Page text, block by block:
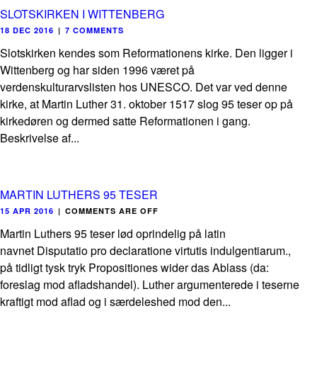
SLOTSKIRKEN I WITTENBERG
18 DEC 2016 | 7 COMMENTS
Slotskirken kendes som Reformationens kirke. Den ligger i
Wittenberg og har siden 1996 været på
verdenskulturarvslisten hos UNESCO. Det var ved denne
kirke, at Martin Luther 31. oktober 1517 slog 95 teser op på
kirkedøren og dermed satte Reformationen i gang.
Beskrivelse af...
MARTIN LUTHERS 95 TESER
15 APR 2016 | COMMENTS ARE OFF
Martin Luthers 95 teser lød oprindelig på latin
navnet Disputatio pro declaratione virtutis indulgentiarum.,
på tidligt tysk tryk Propositiones wider das Ablass (da:
foreslag mod afladshandel). Luther argumenterede i teserne
kraftigt mod aflad og i særdeleshed mod den...